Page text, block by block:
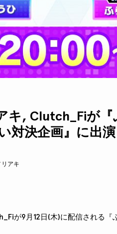
キ, Clutch_Fiが『
対決企画』に出演
アキ
が9月12日(木)に配信される